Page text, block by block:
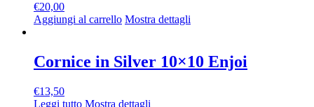
€20,00
Aggiungi al carrello Mostra dettagli
Cornice in Silver 10×10 Enjoi
€13,50
Leggi tutto Mostra dettagli